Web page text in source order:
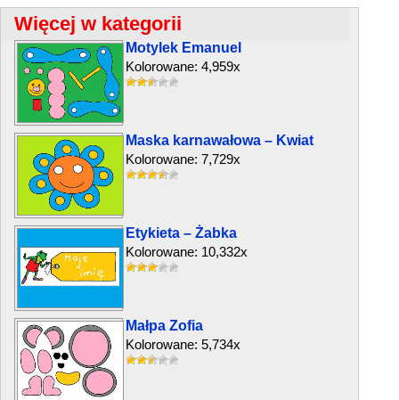
Więcej w kategorii
Motylek Emanuel
Kolorowane: 4,959x
Maska karnawałowa – Kwiat
Kolorowane: 7,729x
Etykieta – Żabka
Kolorowane: 10,332x
Małpa Zofia
Kolorowane: 5,734x